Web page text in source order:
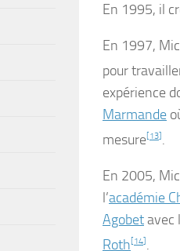
En 1995, il
En 1997,
pour
expérience
Marmande
mesure[13] .
En 2005,
l’académie
Agobetavec
Roth[14] .